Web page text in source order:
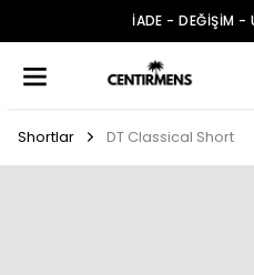
İADE - DEĞİŞİM -
Shortlar DT Classical Short